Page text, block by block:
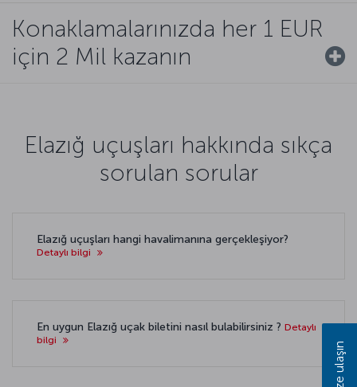
Konaklamalarınızda her 1 EUR
için 2 Mil kazanın
Elazığ uçuşları hakkında sıkça
sorulan sorular
Elazığ uçuşları hangi havalimanına gerçekleşiyor?
Detaylı bilgi
En uygun Elazığ uçak biletini nasıl bulabilirsiniz ? Detaylı
bilgi
Bize ulaşın